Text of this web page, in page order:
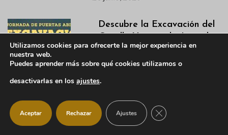
Descubre la Excavación del
Castillo Viejo en la Jornada
de Puertas Abiertas del 28
de junio
Listados definitivos de
admitidas/os de las
Actividades de Verano 2026
Utilizamos cookies para ofrecerte la mejor experiencia en
nuestra web.
Puedes aprender más sobre qué cookies utilizamos o
desactivarlas en los ajustes.
Aceptar Rechazar Ajustes CERRAR EL